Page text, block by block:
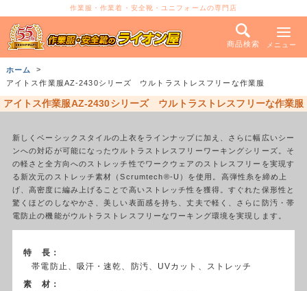
作業服・作業着・安全靴・ユニフォームの専門店
商品検索 メニュー
ホーム
アイトス作業服AZ-2430シリーズ ウルトラストレスフリーな作業服
アイトス作業服AZ-2430シリーズ ウルトラストレスフリーな作業服
新しくベーシックスタイルの上衣をラインナップに加え、さらに幅広いシー
ンへの対応が可能になったウルトラストレスフリーワーキングシリーズ。そ
の軽さと全方向へのストレッチ性でワークウェアのストレスフリーを実現す
る新次元のストレッチ素材（Scrumtech®-U）を使用。高弾性糸を締め上
げ、高密度に編み上げることで高いストレッチ性を獲得。すぐれた保形性と
驚くほどのしなやかさ、美しい表面感を持ち、丈夫で軽く、さらに防汚・帯
電防止の機能がウルトラストレスフリーなワーキング環境を実現します。
特 長：
帯電防止、吸汗・速乾、防汚、UVカット、ストレッチ
素 材：